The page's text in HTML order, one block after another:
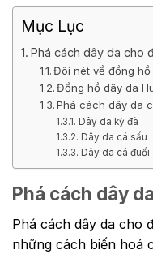
Mục Lục
Phá cách dây da cho
Đôi nét về đồng hồ
Đồng hồ dây da
Phá cách dây da
Dây da kỳ đà
Dây da cá sấu
Dây da cá đuối
Phá cách dây
Phá cách dây da cho
những cách biến hoá